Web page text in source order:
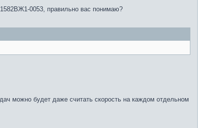
0053, правильно вас понимаю?
можно будет даже считать скорость на каждом отдельном